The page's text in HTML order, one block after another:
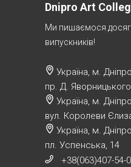
Dnipro Art
Ми пишаємося
випускників!
Україна, м.
пр. Д.
Україна, м.
вул. Королеви
Україна, м.
пл. Успенська, 14
+38(063)407-54-